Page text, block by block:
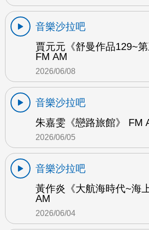
音樂沙拉吧
賈元元《舒曼作品129~第
FM AM
2026/06/08
音樂沙拉吧
朱嘉雯《戀路旅館》 FM
2026/06/05
音樂沙拉吧
黃作炎《大航海時代~海
AM
2026/06/04